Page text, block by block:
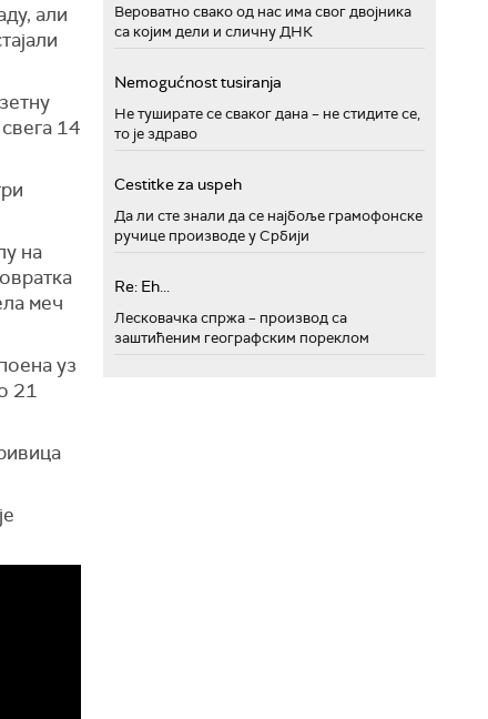
али
14
на
меч
уз
21
Вероватно свако од нас има свог двојника
са којим дели и сличну ДНК
Nemogućnost tusiranja
Не туширате се сваког дана – не стидите се,
то је здраво
Cestitke za uspeh
Да ли сте знали да се најбоље грамофонске
ручице производе у Србији
Re: Eh...
Лесковачка спржа – производ са
заштићеним географским пореклом